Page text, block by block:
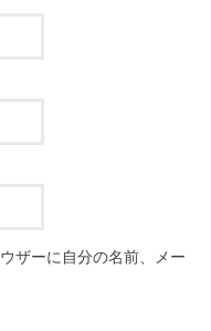
ザーに自分の名前、メー